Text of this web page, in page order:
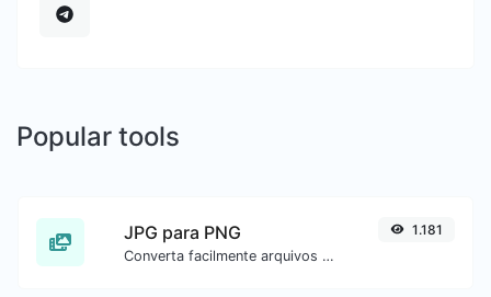
Popular tools
JPG para PNG
Converta facilmente arquivos de imagem JPG para PNG.
1.181